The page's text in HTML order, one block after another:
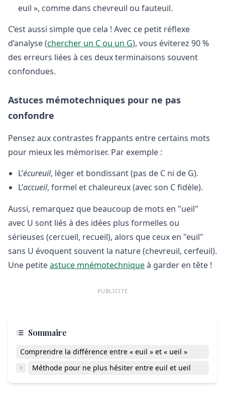
euil », comme dans chevreuil ou fauteuil.
C’est aussi simple que cela ! Avec ce petit réflexe
d’analyse (chercher un C ou un G), vous éviterez 90 %
des erreurs liées à ces deux terminaisons souvent
confondues.
Astuces mémotechniques pour ne pas
confondre
Pensez aux contrastes frappants entre certains mots
pour mieux les mémoriser. Par exemple :
L’écureuil, léger et bondissant (pas de C ni de G).
L’accueil, formel et chaleureux (avec son C fidèle).
Aussi, remarquez que beaucoup de mots en "ueil"
avec U sont liés à des idées plus formelles ou
sérieuses (cercueil, recueil), alors que ceux en "euil"
sans U évoquent souvent la nature (chevreuil, cerfeuil).
Une petiteastuce mnémotechniqueà garder en tête !
PUBLICITÉ
Sommaire
Comprendre la différence entre « euil » et « ueil »
Méthode pour ne plus hésiter entre euil et ueil